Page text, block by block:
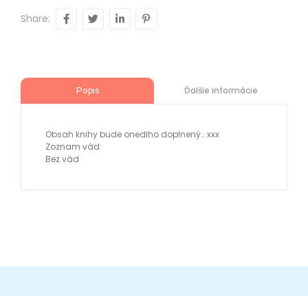
Share:
Popis Ďalšie informácie
Obsah knihy bude onedlho doplnený… xxx
Zoznam vád:
Bez vád